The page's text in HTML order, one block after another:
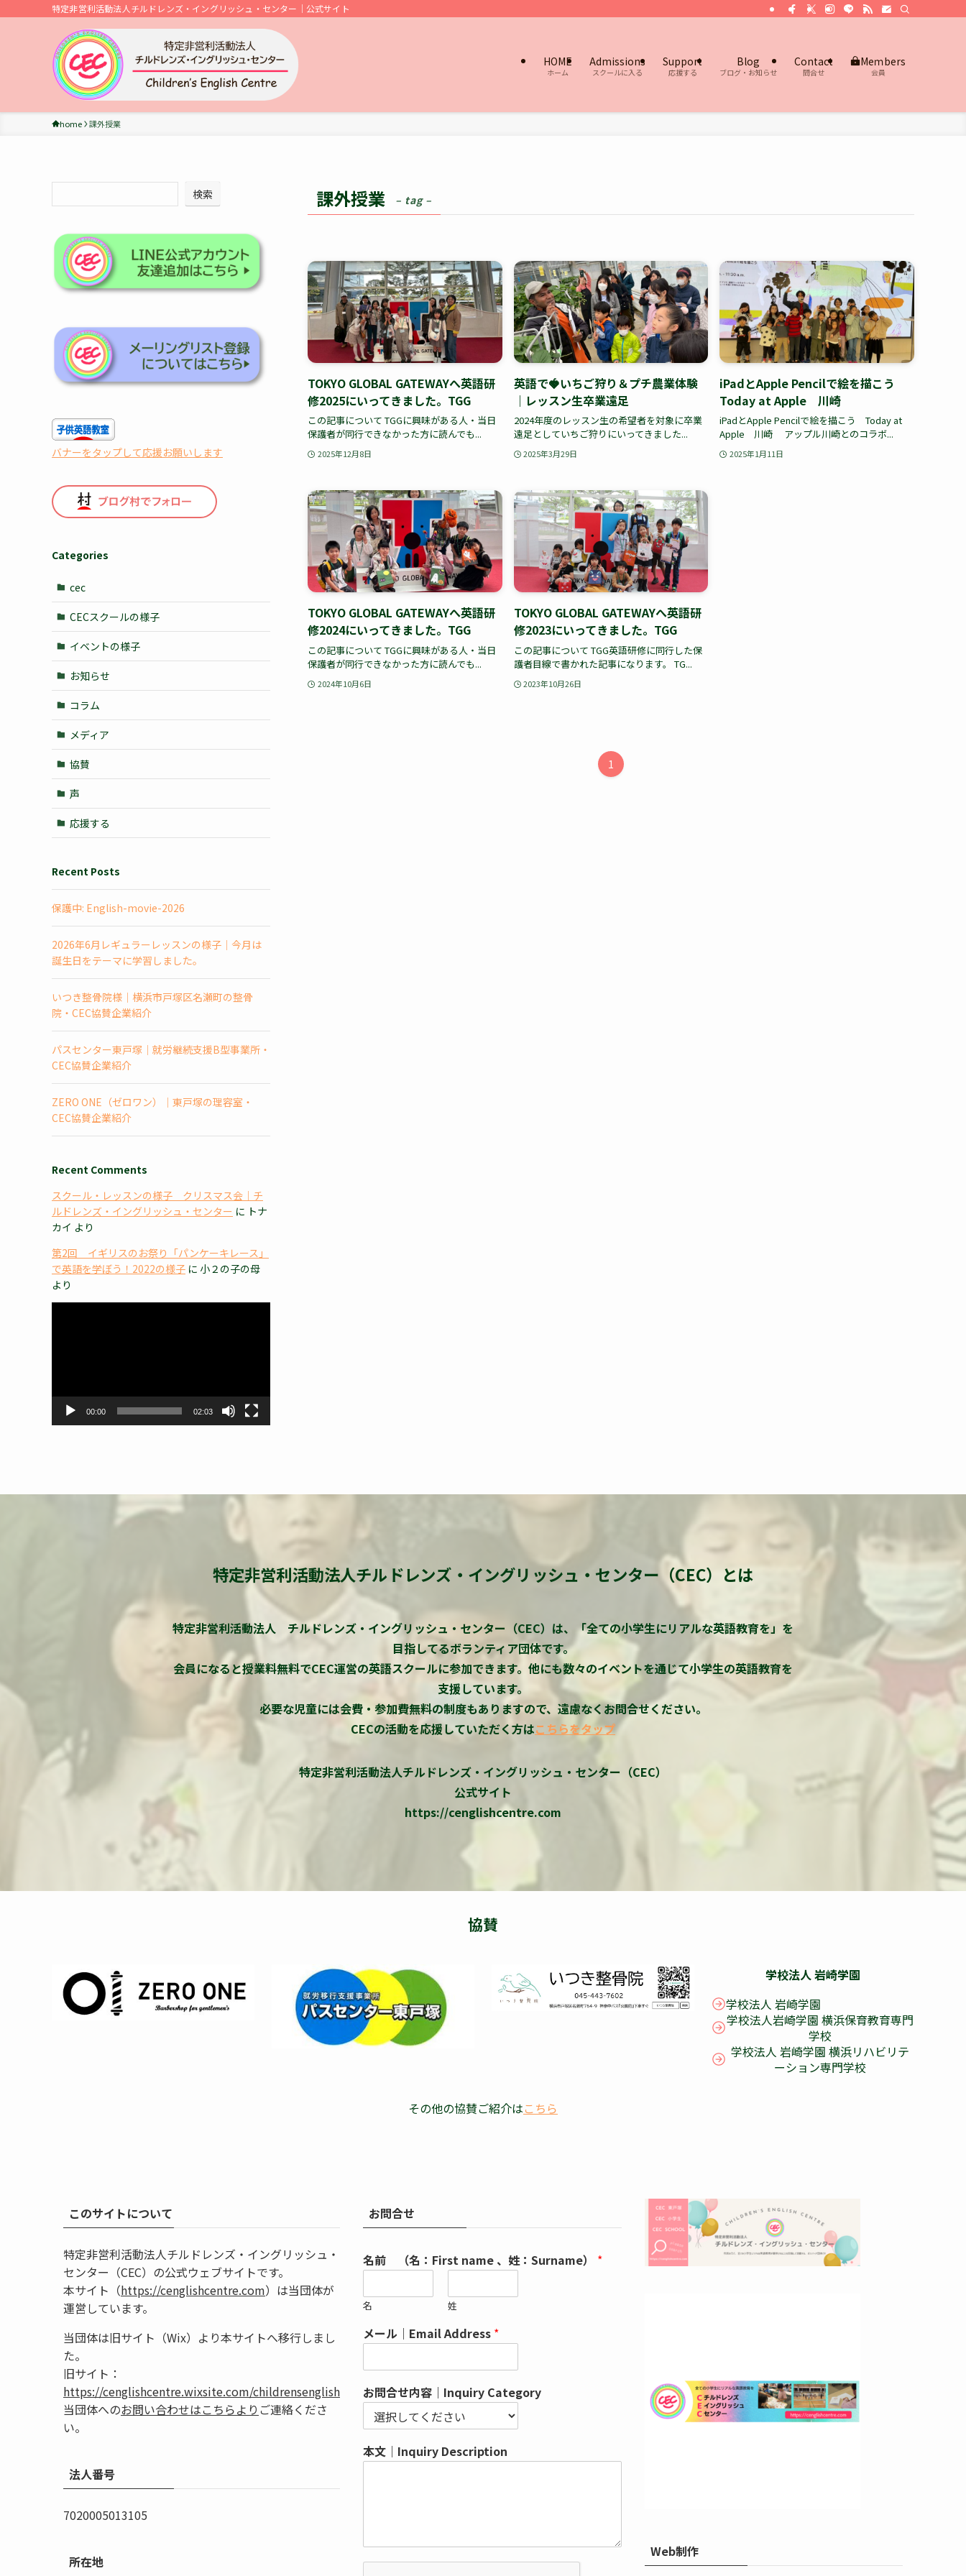
特定非営利活動法人チルドレンズ・イングリッシュ・センター｜公式サイト
HOME
ホーム
Admissions
スクールに入る
Support
応援する
Blog
ブログ・お知らせ
Contact
問合せ
Meｍbers
会員
home 課外授業
課外授業 – tag –
TOKYO GLOBAL GATEWAYへ英語研
修2025にいってきました。TGG
この記事について TGGに興味がある人・当日
保護者が同行できなかった方に読んでも...
2025年12月8日
英語で🍓いちご狩り＆プチ農業体験
｜レッスン生卒業遠足
2024年度のレッスン生の希望者を対象に卒業
遠足としていちご狩りにいってきました...
2025年3月29日
iPadとApple Pencilで絵を描こう
Today at Apple 川崎
iPadとApple Pencilで絵を描こう Today at
Apple 川崎 アップル川崎とのコラボ...
2025年1月11日
TOKYO GLOBAL GATEWAYへ英語研
修2024にいってきました。TGG
この記事について TGGに興味がある人・当日
保護者が同行できなかった方に読んでも...
2024年10月6日
TOKYO GLOBAL GATEWAYへ英語研
修2023にいってきました。TGG
この記事について TGG英語研修に同行した保
護者目線で書かれた記事になります。 TG...
2023年10月26日
1
検索
バナーをタップして応援お願いします
Categories
cec
CECスクールの様子
イベントの様子
お知らせ
コラム
メディア
協賛
声
応援する
Recent Posts
保護中: English-movie-2026
2026年6月レギュラーレッスンの様子｜今月は
誕生日をテーマに学習しました。
いつき整骨院様｜横浜市戸塚区名瀬町の整骨
院・CEC協賛企業紹介
パスセンター東戸塚｜就労継続支援B型事業所・
CEC協賛企業紹介
ZERO ONE（ゼロワン）｜東戸塚の理容室・
CEC協賛企業紹介
Recent Comments
スクール・レッスンの様子 クリスマス会｜チ
ルドレンズ・イングリッシュ・センター に トナ
カイ より
第2回 イギリスのお祭り「パンケーキレース」
で英語を学ぼう！2022の様子 に 小２の子の母
より
00:00 02:03
特定非営利活動法人チルドレンズ・イングリッシュ・センター（CEC）とは
特定非営利活動法人 チルドレンズ・イングリッシュ・センター（CEC）は、「全ての小学生にリアルな英語教育を」を
目指してるボランティア団体です。
会員になると授業料無料でCEC運営の英語スクールに参加できます。他にも数々のイベントを通じて小学生の英語教育を
支援しています。
必要な児童には会費・参加費無料の制度もありますので、遠慮なくお問合せください。
CECの活動を応援していただく方はこちらをタップ
特定非営利活動法人チルドレンズ・イングリッシュ・センター（CEC）
公式サイト
https://cenglishcentre.com
協賛
学校法人 岩崎学園
学校法人 岩崎学園
学校法人岩崎学園 横浜保育教育専門
学校
学校法人 岩崎学園 横浜リハビリテ
ーション専門学校
その他の協賛ご紹介はこちら
このサイトについて
特定非営利活動法人チルドレンズ・イングリッシュ・
センター（CEC）の公式ウェブサイトです。
本サイト（https://cenglishcentre.com）は当団体が
運営しています。
当団体は旧サイト（Wix）より本サイトへ移行しまし
た。
旧サイト：
https://cenglishcentre.wixsite.com/childrensenglish
当団体へのお問い合わせはこちらより ご連絡くださ
い。
法人番号
7020005013105
所在地
お問合せ
名前 （名：First name 、姓：Surname） *
名 姓
メール｜Email Address *
お問合せ内容｜Inquiry Category
本文｜Inquiry Description
Web制作